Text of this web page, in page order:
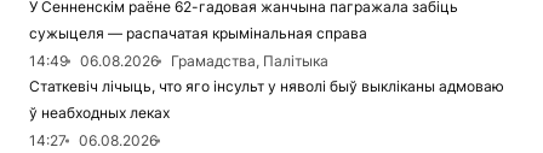
У Сенненскім раёне 62-гадовая жанчына пагражала забіць
сужыцеля — распачатая крымінальная справа
14:49
06.08.2026
Грамадства, Палітыка
Статкевіч лічыць, что яго інсульт у няволі быў выкліканы адмоваю
ў неабходных леках
14:27
06.08.2026